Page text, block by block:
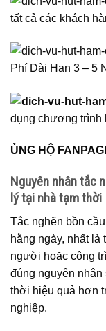
tất cả các khách
Phí Dài Hạn 3 – 5
dụng chương trình
ỦNG HỘ
Nguyên nhân tắc
lý tại nhà tạm thời
Tắc nghẽn bồn
hằng ngày, nhất là
người hoặc công
đúng nguyên
thời hiệu quả hơn
nghiệp.